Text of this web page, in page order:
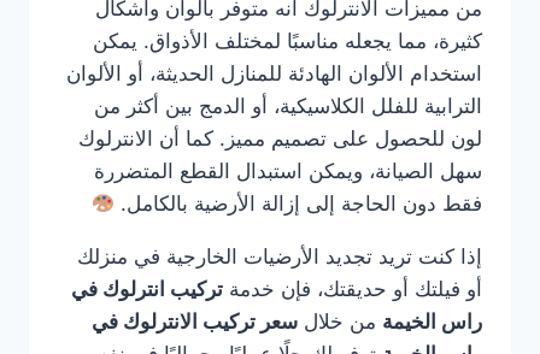
من مميزات الانترلوك أنه متوفر بألوان وأشكال
كثيرة، مما يجعله مناسبًا لمختلف الأذواق. يمكن
استخدام الألوان الهادئة للمنازل الحديثة، أو الألوان
الترابية للفلل الكلاسيكية، أو الدمج بين أكثر من
لون للحصول على تصميم مميز. كما أن الانترلوك
سهل الصيانة، ويمكن استبدال القطع المتضررة
فقط دون الحاجة إلى إزالة الأرضية بالكامل.
إذا كنت تريد تجديد الأرضيات الخارجية في منزلك
أو فيلتك أو حديقتك، فإن خدمة تركيب انترلوك في
راس الخيمة من خلال سعر تركيب الانترلوك في